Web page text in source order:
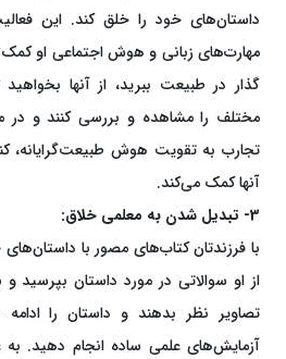
داستان‌های خود را خلق کند. این
مهارت‌های زبانی و هوش اجتماعی او
گذار در طبیعت ببرید، از آنها بخواهید
مختلف را مشاهده و بررسی کنند و در
تجارب به تقویت هوش
آنها کمک می‌کند.
3- تبدیل شدن به معلمی خلاق:
با فرزندتان کتاب‌های مصور با
از او سوالاتی در مورد داستان بپرسید و
تصاویر نظر بدهند و داستان را ادامه
آزمایش‌های علمی ساده انجام دهید. به